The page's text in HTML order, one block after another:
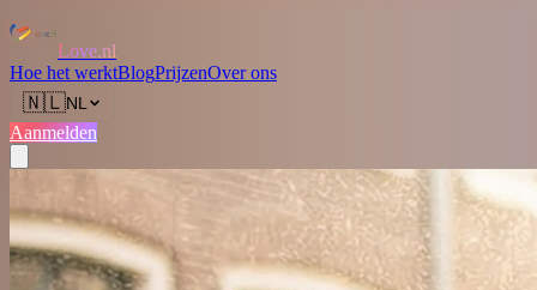
Love.nl
Hoe het werktBlogPrijzenOver ons
🇳🇱NL
Aanmelden